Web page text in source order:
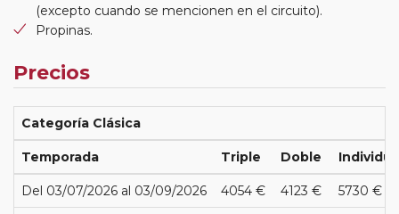
(excepto cuando se mencionen en el circuito).
Propinas.
Precios
Categoría Clásica
Temporada Triple Doble
Del 03/07/2026 al 03/09/2026 4054 € 4123 € 5730 €